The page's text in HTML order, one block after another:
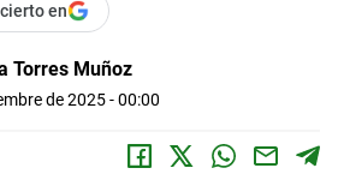
en
Torres Muñoz
de 2025 - 00:00